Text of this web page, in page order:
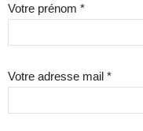
Votre prénom *
Votre adresse mail *